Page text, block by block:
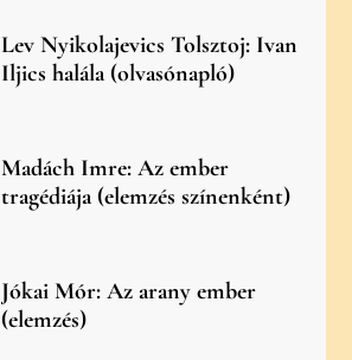
Lev Nyikolajevics Tolsztoj: Ivan
Iljics halála (olvasónapló)
Madách Imre: Az ember
tragédiája (elemzés színenként)
Jókai Mór: Az arany ember
(elemzés)